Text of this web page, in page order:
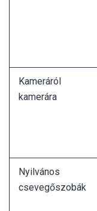
Kameráról
kamerára
Nyilvános
csevegőszobák